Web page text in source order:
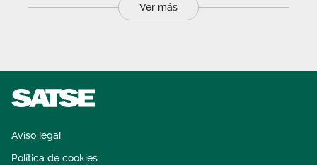
Ver más
Aviso legal
Política de cookies